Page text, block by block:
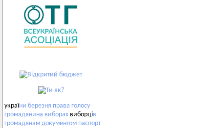
україни березня права голосу
громадянина виборах виборців
громадянам документом паспорт